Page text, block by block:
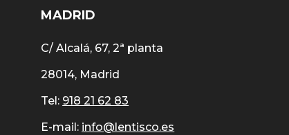
MADRID
C/ Alcalá, 67, 2ª planta
28014, Madrid
Tel: 918 21 62 83
E-mail: info@lentisco.es